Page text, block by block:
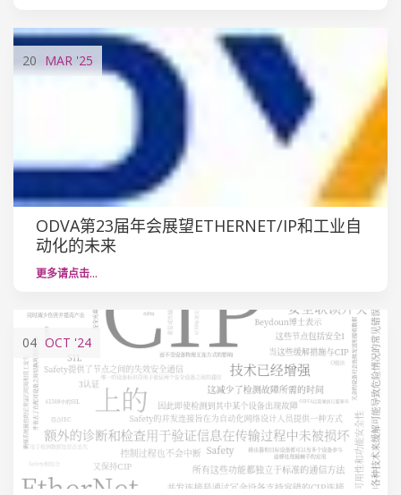
20 MAR '25
ODVA第23届年会展望ETHERNET/IP和工业自
动化的未来
更多请点击…
04 OCT '24